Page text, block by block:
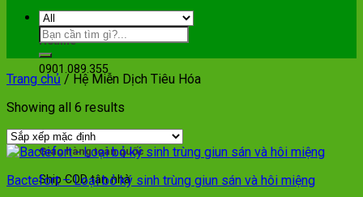
Hotline
0901.089.355
Giao hàng toàn quốc
Ship COD tận nhà
Trang chủ / Hệ Miễn Dịch Tiêu Hóa
Showing all 6 results
Bactefort – Loại bỏ ký sinh trùng giun sán và hôi miệng